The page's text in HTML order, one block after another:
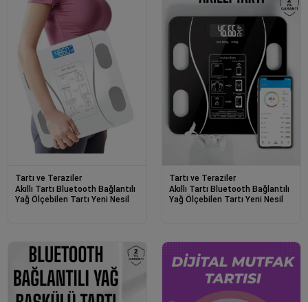
Tartı ve Teraziler
Akıllı Tartı Bluetooth Bağlantılı
Yağ Ölçebilen Tartı Yeni Nesil
Tartı ve Teraziler
Akıllı Tartı Bluetooth Bağlantılı
Yağ Ölçebilen Tartı Yeni Nesil